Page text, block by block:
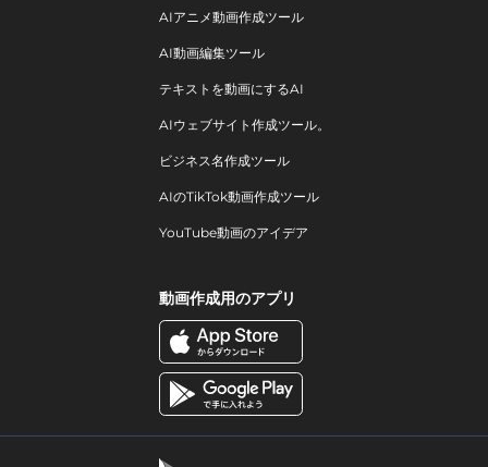
AIアニメ動画作成ツール
AI動画編集ツール
テキストを動画にするAI
AIウェブサイト作成ツール。
ビジネス名作成ツール
AIのTikTok動画作成ツール
YouTube動画のアイデア
動画作成用のアプリ